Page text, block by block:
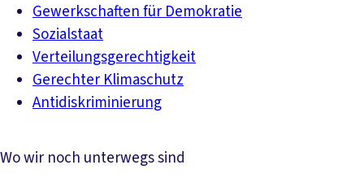
Gewerkschaften für Demokratie
Sozialstaat
Verteilungsgerechtigkeit
Gerechter Klimaschutz
Antidiskriminierung
Wo wir noch unterwegs sind